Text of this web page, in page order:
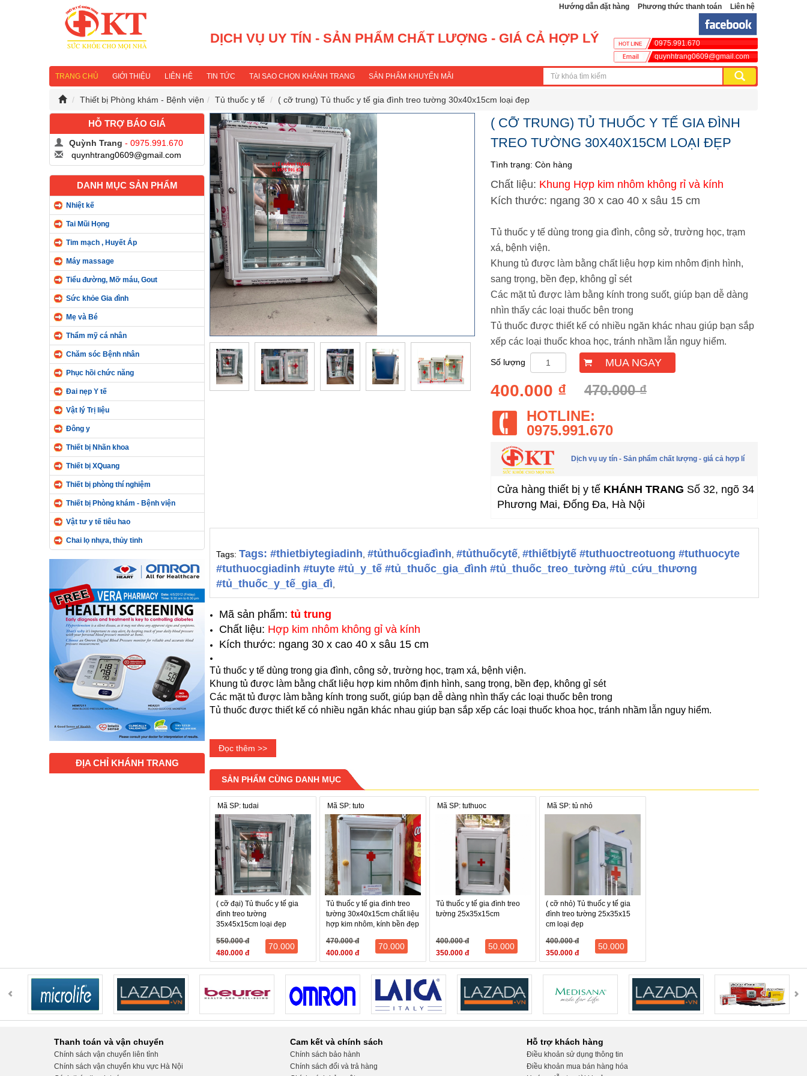
Hướng dẫn đặt hàng Phương thức thanh toán Liên hệ
DỊCH VỤ UY TÍN - SẢN PHẨM CHẤT LƯỢNG - GIÁ CẢ HỢP LÝ
0975.991.670
quynhtrang0609@gmail.com
TRANG CHỦ GIỚI THIỆU LIÊN HỆ TIN TỨC TẠI SAO CHỌN KHÁNH TRANG SẢN PHẨM KHUYẾN MÃI
Thiết bị Phòng khám - Bệnh viện Tủ thuốc y tế ( cỡ trung) Tủ thuốc y tế gia đình treo tường 30x40x15cm loại đẹp
HỖ TRỢ BÁO GIÁ
Quỳnh Trang - 0975.991.670
quynhtrang0609@gmail.com
DANH MỤC SẢN PHẨM
Nhiệt kế
Tai Mũi Họng
Tim mạch , Huyết Áp
Máy massage
Tiểu đường, Mỡ máu, Gout
Sức khỏe Gia đình
Mẹ và Bé
Thẩm mỹ cá nhân
Chăm sóc Bệnh nhân
Phục hồi chức năng
Đai nẹp Y tế
Vật lý Trị liệu
Đông y
Thiết bị Nhãn khoa
Thiết bị XQuang
Thiết bị phòng thí nghiệm
Thiết bị Phòng khám - Bệnh viện
Vật tư y tế tiêu hao
Chai lọ nhựa, thủy tinh
ĐỊA CHỈ KHÁNH TRANG
( CỠ TRUNG) TỦ THUỐC Y TẾ GIA ĐÌNH
TREO TƯỜNG 30X40X15CM LOẠI ĐẸP
Tình trạng: Còn hàng
Chất liệu: Khung Hợp kim nhôm không rỉ và kính
Kích thước: ngang 30 x cao 40 x sâu 15 cm
Tủ thuốc y tế dùng trong gia đình, công sở, trường học, trạm
xá, bệnh viện.
Khung tủ được làm bằng chất liệu hợp kim nhôm định hình,
sang trọng, bền đẹp, không gỉ sét
Các mặt tủ được làm bằng kính trong suốt, giúp bạn dễ dàng
nhìn thấy các loại thuốc bên trong
Tủ thuốc được thiết kế có nhiều ngăn khác nhau giúp bạn sắp
xếp các loại thuốc khoa học, tránh nhầm lẫn nguy hiểm.
Số lượng MUA NGAY
400.000 ₫
470.000 ₫
HOTLINE:
0975.991.670
Dịch vụ uy tín - Sản phẩm chất lượng - giá cả hợp lí
Cửa hàng thiết bị y tế KHÁNH TRANG Số 32, ngõ 34
Phương Mai, Đống Đa, Hà Nội
Tags: Tags: #thietbiytegiadinh, #tủthuốcgiađình, #tủthuốcytế, #thiếtbịytế #tuthuoctreotuong #tuthuocyte
#tuthuocgiadinh #tuyte #tủ_y_tế #tủ_thuốc_gia_đình #tủ_thuốc_treo_tường #tủ_cứu_thương
#tủ_thuốc_y_tế_gia_đì,
Mã sản phẩm: tủ trung
Chất liệu: Hợp kim nhôm không gỉ và kính
Kích thước: ngang 30 x cao 40 x sâu 15 cm
Tủ thuốc y tế dùng trong gia đình, công sở, trường học, trạm xá, bệnh viện.
Khung tủ được làm bằng chất liệu hợp kim nhôm định hình, sang trọng, bền đẹp, không gỉ sét
Các mặt tủ được làm bằng kính trong suốt, giúp bạn dễ dàng nhìn thấy các loại thuốc bên trong
Tủ thuốc được thiết kế có nhiều ngăn khác nhau giúp bạn sắp xếp các loại thuốc khoa học, tránh nhầm lẫn nguy hiểm.
Đọc thêm >>
SẢN PHẨM CÙNG DANH MỤC
Mã SP: tudai
( cỡ đại) Tủ thuốc y tế gia
đình treo tường
35x45x15cm loại đẹp
550.000 đ
480.000 đ
70.000
Mã SP: tuto
Tủ thuốc y tế gia đình treo
tường 30x40x15cm chất liệu
hợp kim nhôm, kính bền đẹp
470.000 đ
400.000 đ
70.000
Mã SP: tuthuoc
Tủ thuốc y tế gia đình treo
tường 25x35x15cm
400.000 đ
350.000 đ
50.000
Mã SP: tủ nhỏ
( cỡ nhỏ) Tủ thuốc y tế gia
đình treo tường 25x35x15
cm loại đẹp
400.000 đ
350.000 đ
50.000
Thanh toán và vận chuyển
Chính sách vận chuyển liên tỉnh
Chính sách vận chuyển khu vực Hà Nội
Cam kết và chính sách
Chính sách bảo hành
Chính sách đổi và trả hàng
Hỗ trợ khách hàng
Điều khoản sử dụng thông tin
Điều khoản mua bán hàng hóa